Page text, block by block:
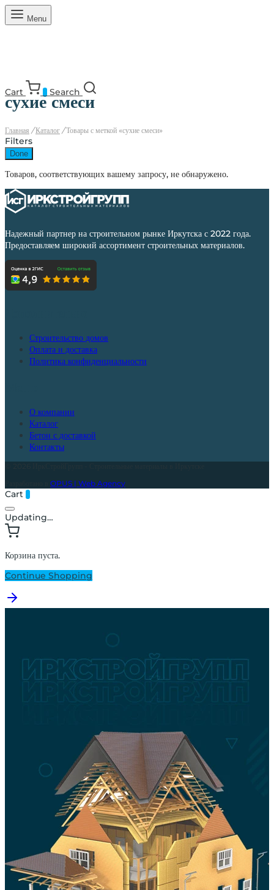
Menu
Cart Search
сухие смеси
Главная / Каталог /Товары с меткой «сухие смеси»
Filters
Done
Товаров, соответствующих вашему запросу, не обнаружено.
Надежный партнер на строительном рынке Иркутска с 2022 года.
Предоставляем широкий ассортимент строительных материалов.
Строительство домов
Оплата и доставка
Политика конфиденциальности
О компании
Каталог
Бетон с доставкой
Контакты
OPUS | Web Agency
Cart
Updating…
Корзина пуста.
Continue Shopping